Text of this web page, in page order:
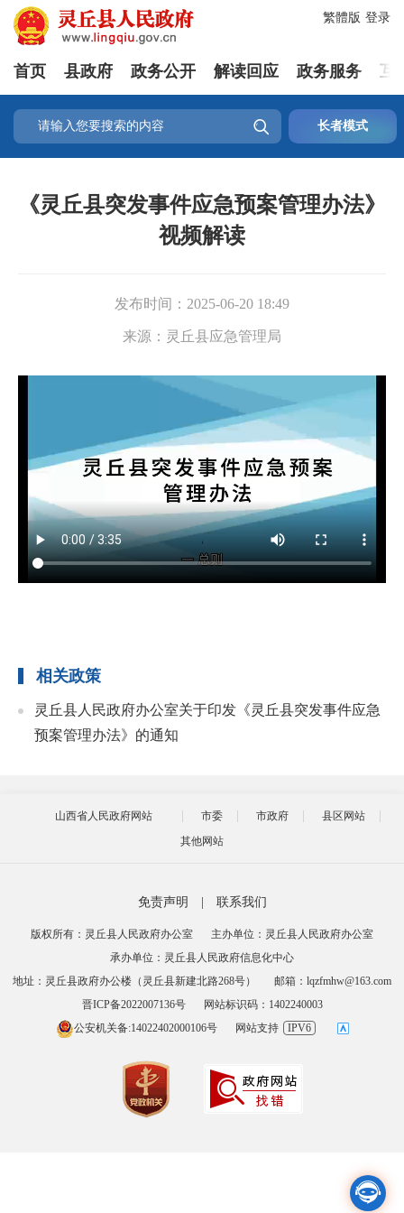
登录
繁體版
首页 县政府 政务公开 解读回应 政务服务 互
 长者模式

《灵丘县突发事件应急预案管理办法》
视频解读
发布时间： 2025-06-20 18:49
来源： 灵丘县应急管理局
相关政策
灵丘县人民政府办公室关于印发《灵丘县突发事件应急
预案管理办法》的通知
山西省人民政府网站 市委 市政府
县区网站
其他网站
免责声明 | 联系我们
版权所有：灵丘县人民政府办公室
主办单位：灵丘县人民政府办公室
承办单位：灵丘县人民政府信息化中心
地址：灵丘县政府办公楼（灵丘县新建北路268号）
邮箱：lqzfmhw@163.com
晋ICP备2022007136号
网站标识码：1402240003
公安机关备:14022402000106号
网站支持 IPV6